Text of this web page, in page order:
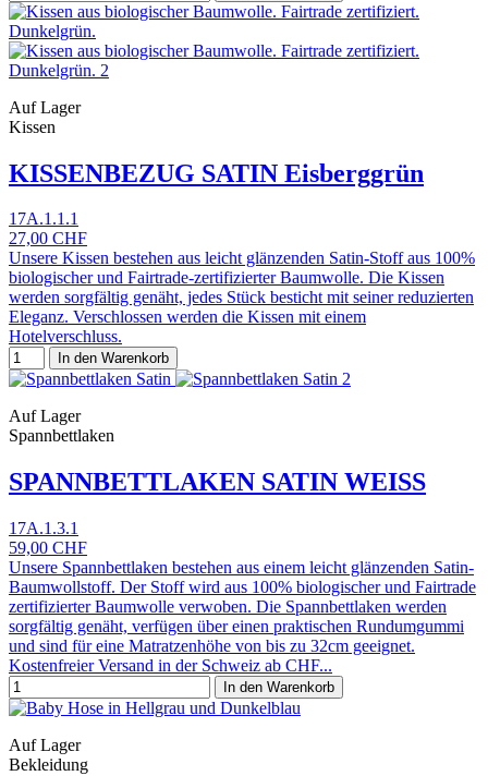
Auf Lager
Kissen
KISSENBEZUG SATIN Eisberggrün
17A.1.1.1
27,00 CHF
Unsere Kissen bestehen aus leicht glänzenden Satin-Stoff aus 100%
biologischer und Fairtrade-zertifizierter Baumwolle. Die Kissen
werden sorgfältig genäht, jedes Stück besticht mit seiner reduzierten
Eleganz. Verschlossen werden die Kissen mit einem
Hotelverschluss.
In den Warenkorb
Auf Lager
Spannbettlaken
SPANNBETTLAKEN SATIN WEISS
17A.1.3.1
59,00 CHF
Unsere Spannbettlaken bestehen aus einem leicht glänzenden Satin-
Baumwollstoff. Der Stoff wird aus 100% biologischer und Fairtrade
zertifizierter Baumwolle verwoben. Die Spannbettlaken werden
sorgfältig genäht, verfügen über einen praktischen Rundumgummi
und sind für eine Matratzenhöhe von bis zu 32cm geeignet.
Kostenfreier Versand in der Schweiz ab CHF...
In den Warenkorb
Auf Lager
Bekleidung